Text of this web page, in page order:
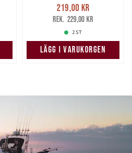
Nuvarande pris
219,00 krTidigare pris
229,00 kr
219,00 kr
229,00 kr
2 ST
LÄGG I VARUKORGEN